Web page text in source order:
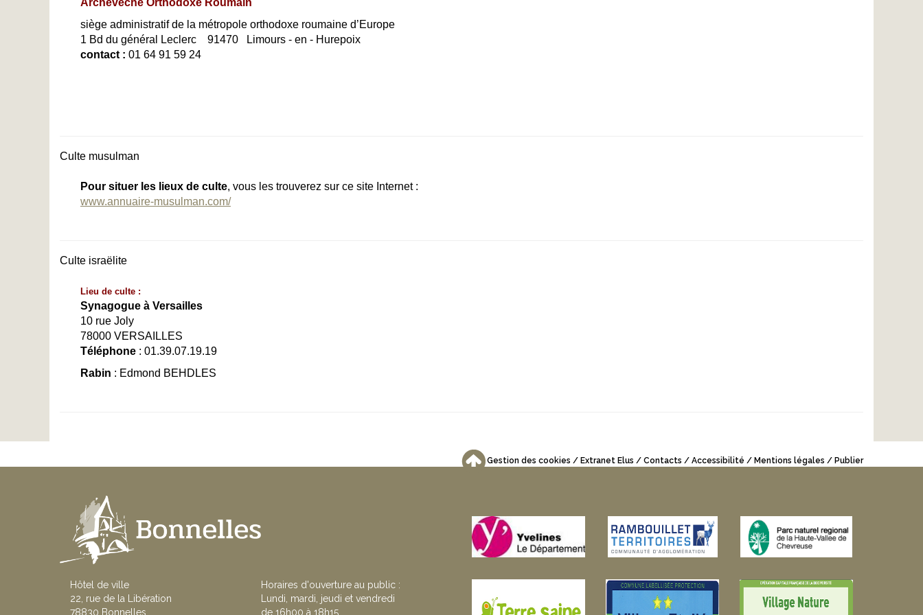
Archevêché Orthodoxe Roumain
siège administratif de la métropole orthodoxe roumaine d’Europe
1 Bd du général Leclerc 91470 Limours - en - Hurepoix
contact : 01 64 91 59 24
Culte musulman
Pour situer les lieux de culte, vous les trouverez sur ce site Internet :
www.annuaire-musulman.com/
Culte israëlite
Lieu de culte :
Synagogue à Versailles
10 rue Joly
78000 VERSAILLES
Téléphone : 01.39.07.19.19
Rabin : Edmond BEHDLES
Gestion des cookies Extranet Elus Contacts Accessibilité Mentions légales Publier
Hôtel de ville
22, rue de la Libération
78830 Bonnelles
Horaires d'ouverture au public :
Lundi, mardi, jeudi et vendredi
de 16h00 à 18h15.